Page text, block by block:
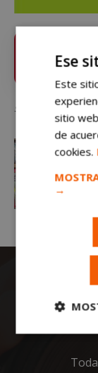
Pulsa la estrella
instante
Saco de pienso de
Ese
Este
sitio
de
cookies.
→